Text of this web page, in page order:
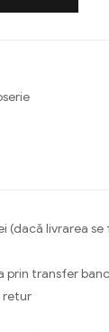
(dacă livrarea
prin transfer
retur